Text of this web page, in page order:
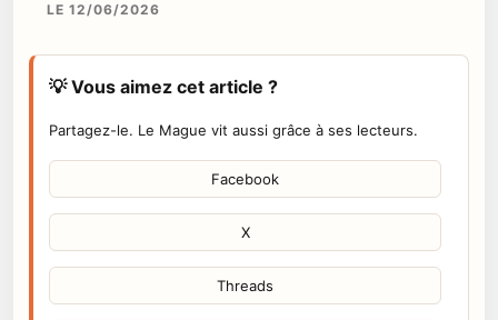
LE 12/06/2026
💡 Vous aimez cet article ?
Partagez-le. Le Mague vit aussi grâce à ses lecteurs.
Facebook
X
Threads